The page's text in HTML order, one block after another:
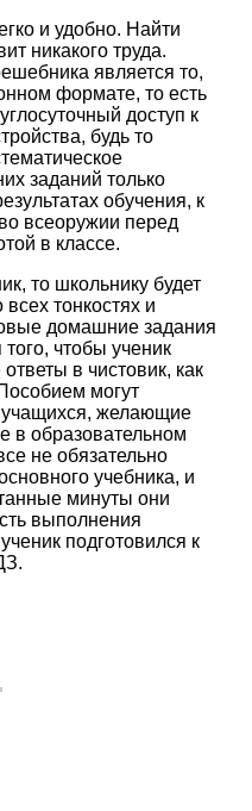
и удобно. Найти
никакого труда.
является то,
формате, то есть
доступ к
будь то
заданий только
обучения, к
всеоружии перед
в классе.
то школьнику будет
тонкостях и
домашние задания
чтобы ученик
в чистовик, как
могут
учащихся, желающие
в образовательном
не обязательно
учебника, и
минуты они
выполнения
подготовился к